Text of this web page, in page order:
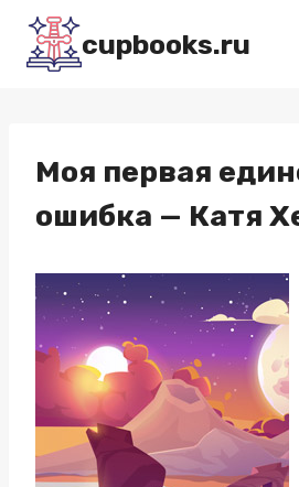
Перейти
содержимому
cupbooks.ru
Моя первая
ошибка — Катя